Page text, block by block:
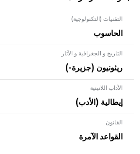
التقنيات (التكنولوجية)
الحاسوب
التاريخ و الجغرافية و الآثار
ريئونيون (جزيرة-)
الآداب اللاتينية
إيطالية (الأدب)
القانون
القواعد الآمرة
- هل تعلم أن الأبلق نوع من الفنون
بالعمارة الإسلامية في بلاد الشام
المعمار على بناء مداميكه وخاصة في